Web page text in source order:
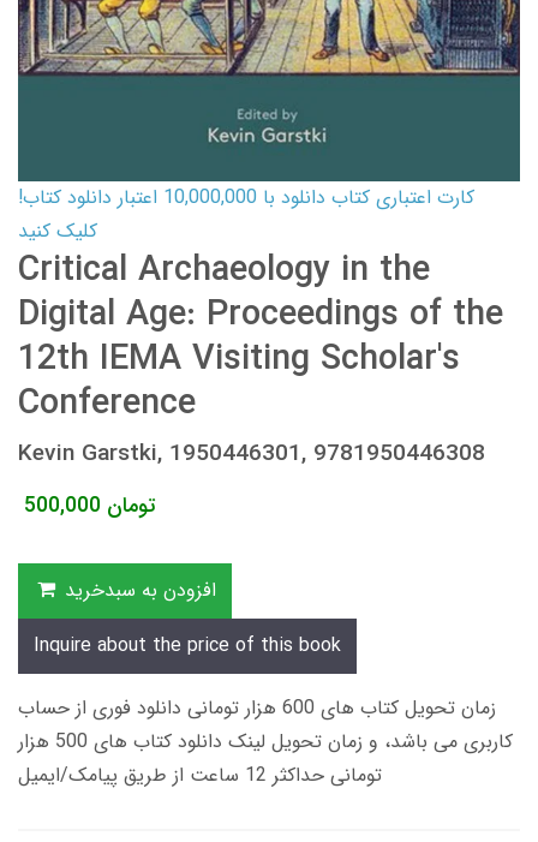
کارت اعتباری کتاب دانلود با 10,000,000 اعتبار دانلود کتاب!
کلیک کنید
Critical Archaeology in the
Digital Age: Proceedings of the
12th IEMA Visiting Scholar's
Conference
Kevin Garstki, 1950446301, 9781950446308
500,000 تومان
افزودن به سبدخرید
Inquire about the price of this book
زمان تحویل کتاب های 600 هزار تومانی دانلود فوری از حساب
کاربری می باشد، و زمان تحویل لینک دانلود کتاب های 500 هزار
تومانی حداکثر 12 ساعت از طریق پیامک/ایمیل